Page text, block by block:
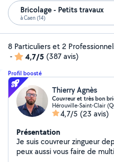
Bricolage - Petits travaux
à Caen (14)
8 Particuliers et 2
-
4,7/5 (387 avis)
Profil boosté
Thierry Agnès
Couvreur et très bon
Hérouville-Saint-Clair
4,7/5 (23 avis)
Présentation
Je suis couvreur zingueur
peux aussi vous faire de